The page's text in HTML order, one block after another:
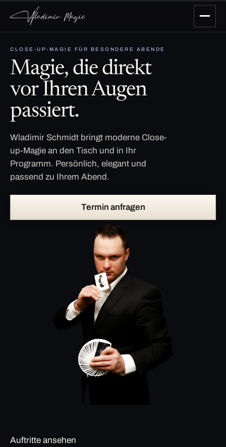
CLOSE-UP-MAGIE FÜR BESONDERE ABENDE
Magie, die direkt
vor Ihren Augen
passiert.
Wladimir Schmidt bringt moderne Close-
up-Magie an den Tisch und in Ihr
Programm. Persönlich, elegant und
passend zu Ihrem Abend.
Termin anfragen
Auftritte ansehen